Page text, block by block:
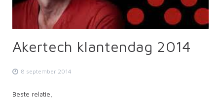
Akertech klantendag 2014
8 september 2014
Beste relatie,